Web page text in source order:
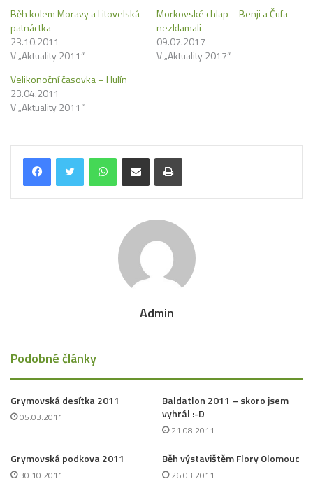
Běh kolem Moravy a Litovelská
patnáctka
23.10.2011
V „Aktuality 2011“
Morkovské chlap – Benji a Čufa
nezklamali
09.07.2017
V „Aktuality 2017“
Velikonoční časovka – Hulín
23.04.2011
V „Aktuality 2011“
WhatsAppShare via Email Tisk
Admin
Podobné články
Grymovská desítka 2011
05.03.2011
Baldatlon 2011 – skoro jsem
vyhrál :-D
21.08.2011
Grymovská podkova 2011
30.10.2011
Běh výstavištěm Flory Olomouc
26.03.2011